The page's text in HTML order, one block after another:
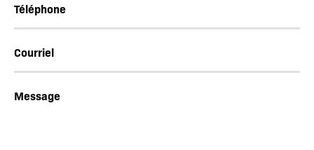
Téléphone
Courriel
Message